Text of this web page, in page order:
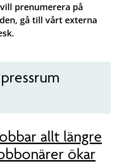
prenumerera på
gå till vårt externa
allt längre
ökar